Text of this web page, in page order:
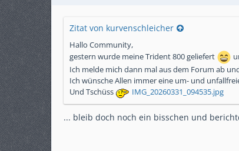
Zitat von kurvenschleicher
Hallo Community,
gestern wurde meine Trident 800 geliefert
Ich melde mich dann mal aus dem Forum ab
Ich wünsche Allen immer eine um- und
Und Tschüss
IMG_20260331_094535.jpg
... bleib doch noch ein bisschen und